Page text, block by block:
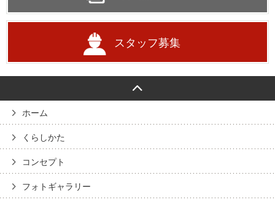
スタッフ募集
ホーム
くらしかた
コンセプト
フォトギャラリー